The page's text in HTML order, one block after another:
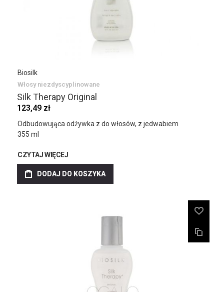
Biosilk
Włosy niezdyscyplinowane
Silk Therapy Original
123,49 zł
Odbudowująca odżywka z do włosów, z jedwabiem
355 ml
CZYTAJ WIĘCEJ
DODAJ DO KOSZYKA